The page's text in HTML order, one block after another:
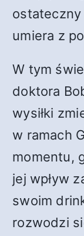
ostateczny
umiera z
W tym
doktora
wysiłki
w ramach
momentu,
jej wpływ
swoim
rozwodzi